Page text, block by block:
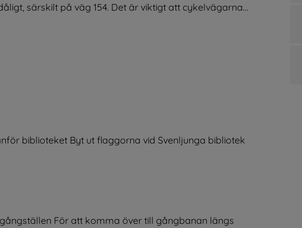
särskilt på väg 154. Det är viktigt att cykelvägarna...
biblioteket Byt ut flaggorna vid Svenljunga bibliotek
För att komma över till gångbanan längs